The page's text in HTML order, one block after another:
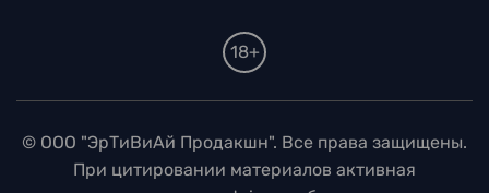
18+
© ООО "ЭрТиВиАй Продакшн". Все права защищены.
При цитировании материалов активная